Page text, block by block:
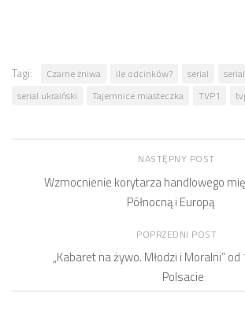
Tagi: Czarne żniwa ile odcinków? serial
serial ukraiński
Tajemnice miasteczka TVP1
NASTĘPNY POST
Wzmocnienie korytarza handlowego
Północną i Europą
POPRZEDNI POST
„Kabaret na żywo. Młodzi i Moralni”
Polsacie